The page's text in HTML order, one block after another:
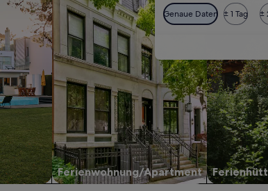
Genaue Daten ± 1 Tag ±
Ferienwohnung/Apartment